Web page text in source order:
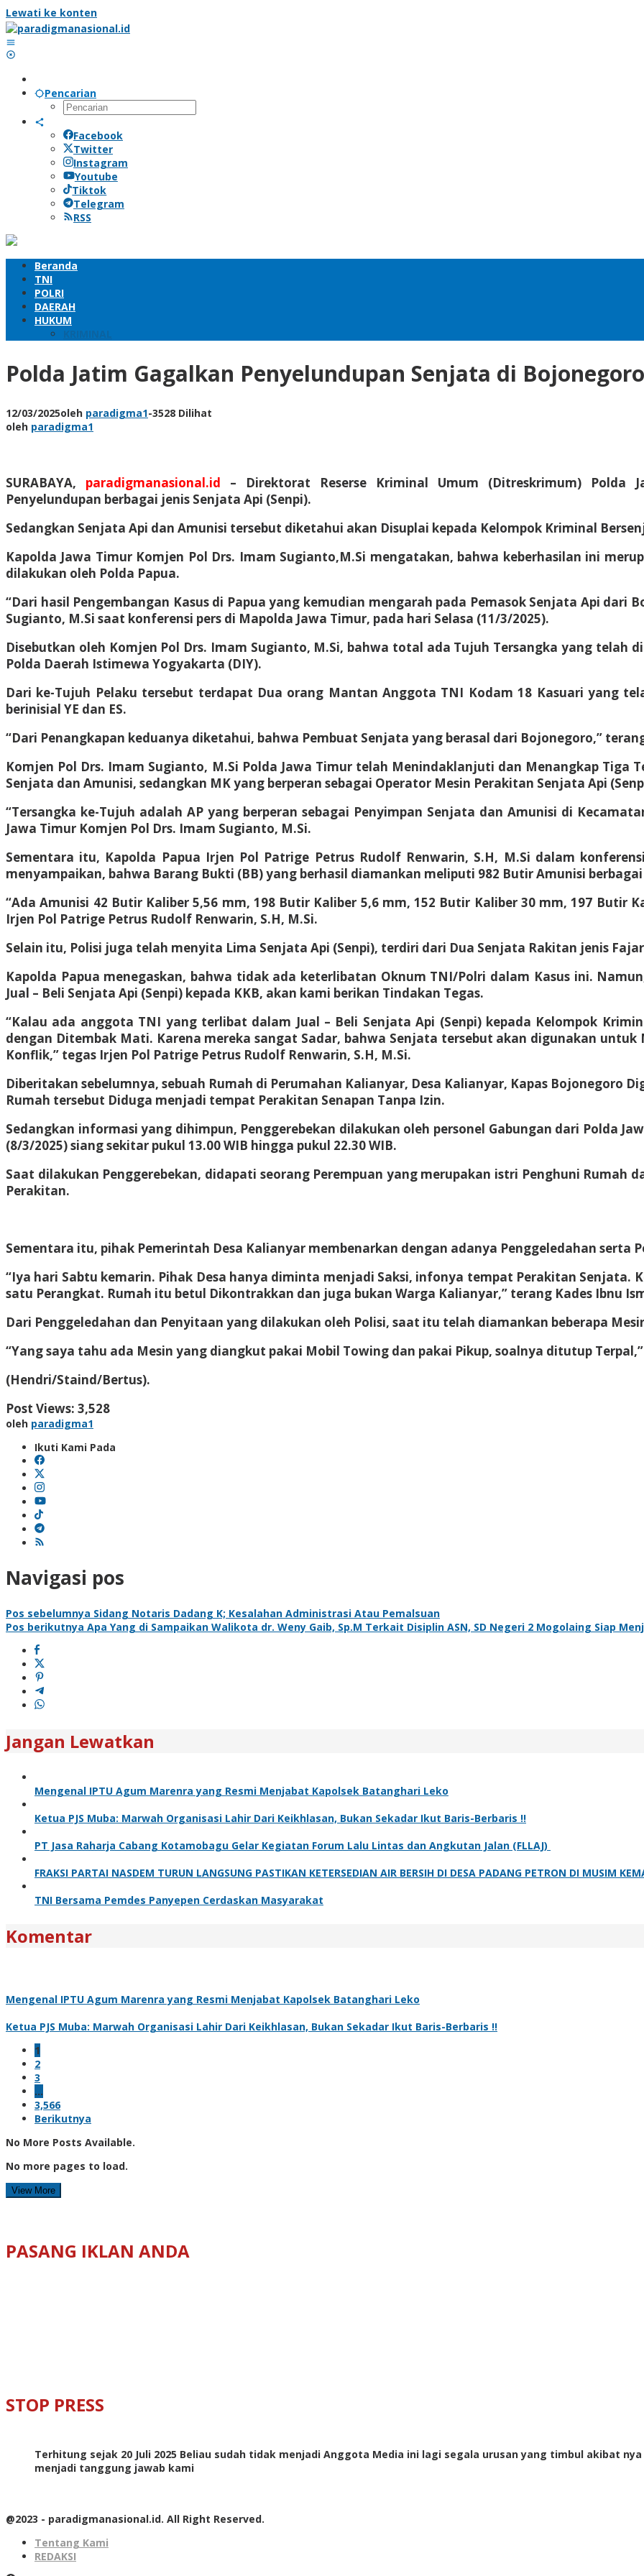
Lewati ke konten
Pencarian
Facebook
Twitter
Instagram
Youtube
Tiktok
Telegram
RSS
Beranda
TNI
POLRI
DAERAH
HUKUM
KRIMINAL
Polda Jatim Gagalkan Penyelundupan Senjata di
12/03/2025oleh paradigma1-3528 Dilihat
oleh paradigma1
SURABAYA, paradigmanasional.id – Direktorat Reserse Kriminal Umum (Ditreskrimum) Polda
Penyelundupan berbagai jenis Senjata Api (Senpi).
Sedangkan Senjata Api dan Amunisi tersebut diketahui akan Disuplai kepada Kelompok Kriminal
Kapolda Jawa Timur Komjen Pol Drs. Imam Sugianto,M.Si mengatakan, bahwa keberhasilan ini
dilakukan oleh Polda Papua.
“Dari hasil Pengembangan Kasus di Papua yang kemudian mengarah pada Pemasok Senjata Api dari
Sugianto, M.Si saat konferensi pers di Mapolda Jawa Timur, pada hari Selasa (11/3/2025).
Disebutkan oleh Komjen Pol Drs. Imam Sugianto, M.Si, bahwa total ada Tujuh Tersangka yang telah
Polda Daerah Istimewa Yogyakarta (DIY).
Dari ke-Tujuh Pelaku tersebut terdapat Dua orang Mantan Anggota TNI Kodam 18 Kasuari yang
berinisial YE dan ES.
“Dari Penangkapan keduanya diketahui, bahwa Pembuat Senjata yang berasal dari Bojonegoro,”
Komjen Pol Drs. Imam Sugianto, M.Si Polda Jawa Timur telah Menindaklanjuti dan Menangkap Tiga
Senjata dan Amunisi, sedangkan MK yang berperan sebagai Operator Mesin Perakitan Senjata Api
“Tersangka ke-Tujuh adalah AP yang berperan sebagai Penyimpan Senjata dan Amunisi di
Jawa Timur Komjen Pol Drs. Imam Sugianto, M.Si.
Sementara itu, Kapolda Papua Irjen Pol Patrige Petrus Rudolf Renwarin, S.H, M.Si dalam
menyampaikan, bahwa Barang Bukti (BB) yang berhasil diamankan meliputi 982 Butir Amunisi
“Ada Amunisi 42 Butir Kaliber 5,56 mm, 198 Butir Kaliber 5,6 mm, 152 Butir Kaliber 30 mm, 197 Butir
Irjen Pol Patrige Petrus Rudolf Renwarin, S.H, M.Si.
Selain itu, Polisi juga telah menyita Lima Senjata Api (Senpi), terdiri dari Dua Senjata Rakitan jenis
Kapolda Papua menegaskan, bahwa tidak ada keterlibatan Oknum TNI/Polri dalam Kasus ini.
Jual – Beli Senjata Api (Senpi) kepada KKB, akan kami berikan Tindakan Tegas.
“Kalau ada anggota TNI yang terlibat dalam Jual – Beli Senjata Api (Senpi) kepada Kelompok
dengan Ditembak Mati. Karena mereka sangat Sadar, bahwa Senjata tersebut akan digunakan
Konflik,” tegas Irjen Pol Patrige Petrus Rudolf Renwarin, S.H, M.Si.
Diberitakan sebelumnya, sebuah Rumah di Perumahan Kalianyar, Desa Kalianyar, Kapas Bojonegoro
Rumah tersebut Diduga menjadi tempat Perakitan Senapan Tanpa Izin.
Sedangkan informasi yang dihimpun, Penggerebekan dilakukan oleh personel Gabungan dari Polda
(8/3/2025) siang sekitar pukul 13.00 WIB hingga pukul 22.30 WIB.
Saat dilakukan Penggerebekan, didapati seorang Perempuan yang merupakan istri Penghuni Rumah
Perakitan.
Sementara itu, pihak Pemerintah Desa Kalianyar membenarkan dengan adanya Penggeledahan serta
“Iya hari Sabtu kemarin. Pihak Desa hanya diminta menjadi Saksi, infonya tempat Perakitan Senjata.
satu Perangkat. Rumah itu betul Dikontrakkan dan juga bukan Warga Kalianyar,” terang Kades Ibnu
Dari Penggeledahan dan Penyitaan yang dilakukan oleh Polisi, saat itu telah diamankan beberapa
“Yang saya tahu ada Mesin yang diangkut pakai Mobil Towing dan pakai Pikup, soalnya ditutup
(Hendri/Staind/Bertus).
Post Views: 3,528
oleh paradigma1
Ikuti Kami Pada
Navigasi pos
Pos sebelumnya Sidang Notaris Dadang K; Kesalahan Administrasi Atau Pemalsuan
Pos berikutnya Apa Yang di Sampaikan Walikota dr. Weny Gaib, Sp.M Terkait Disiplin ASN, SD Negeri 2 Mogolaing Siap
Jangan Lewatkan
Mengenal IPTU Agum Marenra yang Resmi Menjabat Kapolsek Batanghari Leko
Ketua PJS Muba: Marwah Organisasi Lahir Dari Keikhlasan, Bukan Sekadar Ikut Baris-Berbaris !!
PT Jasa Raharja Cabang Kotamobagu Gelar Kegiatan Forum Lalu Lintas dan Angkutan Jalan (FLLAJ)
FRAKSI PARTAI NASDEM TURUN LANGSUNG PASTIKAN KETERSEDIAN AIR BERSIH DI DESA PADANG PETRON DI MUSIM
TNI Bersama Pemdes Panyepen Cerdaskan Masyarakat
Komentar
Mengenal IPTU Agum Marenra yang Resmi Menjabat Kapolsek Batanghari Leko
Ketua PJS Muba: Marwah Organisasi Lahir Dari Keikhlasan, Bukan Sekadar Ikut Baris-Berbaris !!
1
2
3
…
3,566
Berikutnya
No More Posts Available.
No more pages to load.
View More
PASANG IKLAN ANDA
STOP PRESS
Terhitung sejak 20 Juli 2025 Beliau sudah tidak menjadi Anggota Media ini lagi segala urusan yang timbul akibat
menjadi tanggung jawab kami
@2023 - paradigmanasional.id. All Right Reserved.
Tentang Kami
REDAKSI